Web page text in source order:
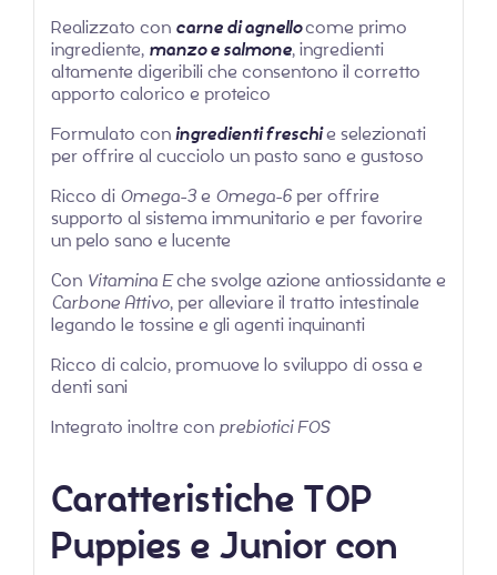
Realizzato con carne di agnellocome primo
ingrediente, manzo e salmone, ingredienti
altamente digeribili che consentono il corretto
apporto calorico e proteico
Formulato coningredienti freschie selezionati
per offrire al cucciolo un pasto sano e gustoso
Ricco di Omega-3e Omega-6per offrire
supporto al sistema immunitario e per favorire
un pelo sano e lucente
Con Vitamina Eche svolge azione antiossidante e
Carbone Attivo, per alleviare il tratto intestinale
legando le tossine e gli agenti inquinanti
Ricco di calcio, promuove lo sviluppo di ossa e
denti sani
Integrato inoltre con prebiotici FOS
Caratteristiche TOP
Puppies e Junior con